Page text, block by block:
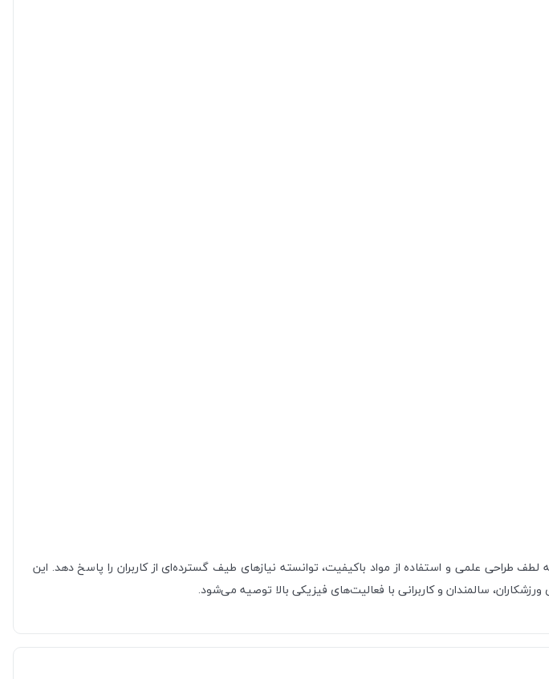
لطف طراحی علمی و استفاده از مواد باکیفیت، توانسته نیازهای طیف گسترده‌ای از کاربران را پاسخ دهد. این
سالمندان و کاربرانی با فعالیت‌های فیزیکی بالا توصیه می‌شود.